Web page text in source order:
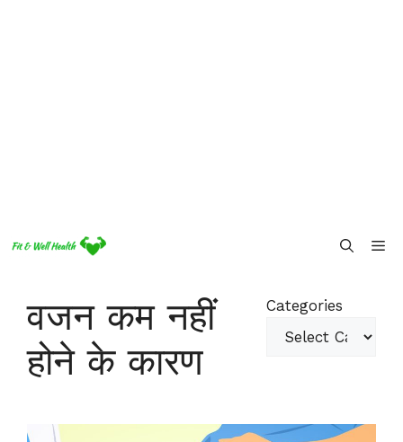
वजन कम नहीं
होने के कारण
Categories